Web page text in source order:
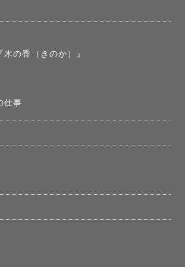
の香（きのか）』
仕事